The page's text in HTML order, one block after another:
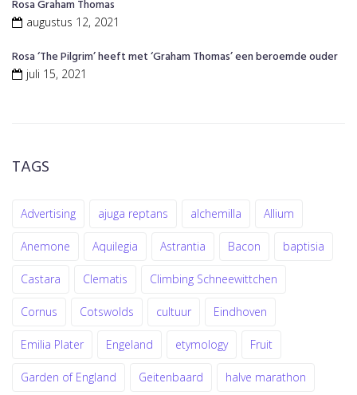
Rosa Graham Thomas
augustus 12, 2021
Rosa ‘The Pilgrim’ heeft met ‘Graham Thomas’ een beroemde ouder
juli 15, 2021
TAGS
Advertising ajuga reptans alchemilla Allium
Anemone Aquilegia Astrantia Bacon baptisia
Castara Clematis Climbing Schneewittchen
Cornus Cotswolds cultuur Eindhoven
Emilia Plater Engeland etymology Fruit
Garden of England Geitenbaard halve marathon